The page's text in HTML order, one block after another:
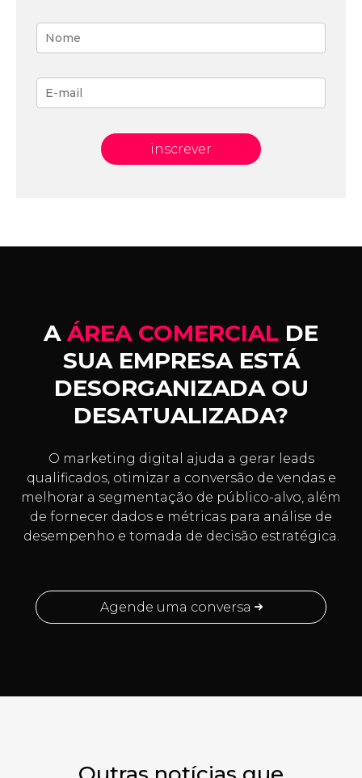
inscrever
A ÁREA COMERCIAL DE
SUA EMPRESA ESTÁ
DESORGANIZADA OU
DESATUALIZADA?
O marketing digital ajuda a gerar leads
qualificados, otimizar a conversão de vendas e
melhorar a segmentação de público-alvo, além
de fornecer dados e métricas para análise de
desempenho e tomada de decisão estratégica.
Agende uma conversa